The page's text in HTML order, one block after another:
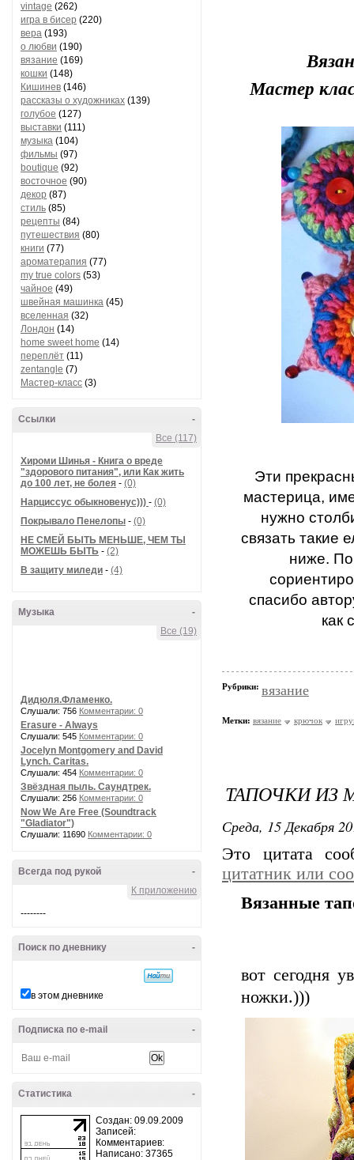
vintage (262)
игра в бисер (220)
вера (193)
о любви (190)
вязание (169)
кошки (148)
Кишинев (146)
рассказы о художниках (139)
голубое (127)
выставки (111)
музыка (104)
фильмы (97)
boutique (92)
восточное (90)
декор (87)
стиль (85)
рецепты (84)
путешествия (80)
книги (77)
ароматерапия (77)
my true colors (53)
чайное (49)
швейная машинка (45)
вселенная (32)
Лондон (14)
home sweet home (14)
переплёт (11)
zentangle (7)
Мастер-класс (3)
-
Ссылки
Все (117)
Хироми Шинья - Книга о вреде
"здорового питания", или Как жить
до 100 лет, не болея - (0)
Нарциссус обыкновенус))) - (0)
Покрывало Пенелопы - (0)
НЕ СМЕЙ БЫТЬ МЕНЬШЕ, ЧЕМ ТЫ
МОЖЕШЬ БЫТЬ - (2)
В защиту миледи - (4)
-
Музыка
Все (19)
Дидюля.Фламенко.
Слушали: 756 Комментарии: 0
Erasure - Always
Слушали: 545 Комментарии: 0
Jocelyn Montgomery and David
Lynch. Caritas.
Слушали: 454 Комментарии: 0
Звёздная пыль. Саундтрек.
Слушали: 256 Комментарии: 0
Now We Are Free (Soundtrack
"Gladiator")
Слушали: 11690 Комментарии: 0
-
Всегда под рукой
К приложению
--------
-
Поиск по дневнику
в этом дневнике
-
Подписка по e-mail
-
Статистика
Создан: 09.09.2009
Записей:
Комментариев:
Написано: 37365
Мастер
Эти
мастерица,
нужно
связать такие
ниже.
спасибо
как
Рубрики: вязание
Метки: вязание крючок
ТАПОЧКИ ИЗ
Среда, 15 Декабря
Это цитата
цитатник или
Вязанные
вот сегодня
ножки.)))